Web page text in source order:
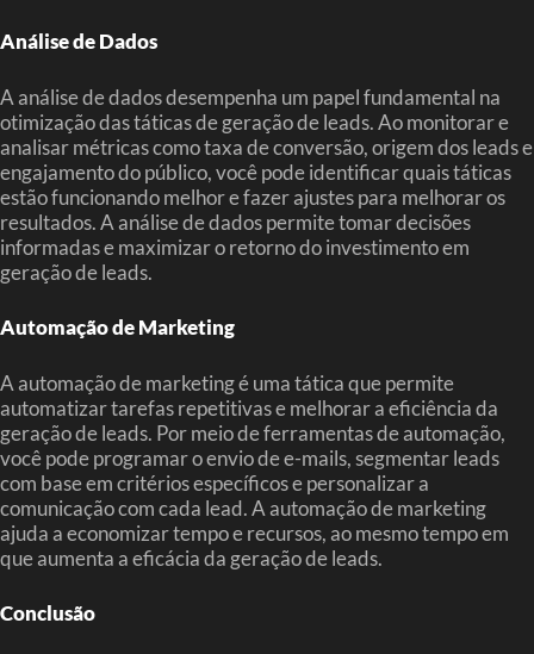
Análise de Dados
A análise de dados desempenha um papel fundamental na
otimização das táticas de geração de leads. Ao monitorar e
analisar métricas como taxa de conversão, origem dos leads e
engajamento do público, você pode identificar quais táticas
estão funcionando melhor e fazer ajustes para melhorar os
resultados. A análise de dados permite tomar decisões
informadas e maximizar o retorno do investimento em
geração de leads.
Automação de Marketing
A automação de marketing é uma tática que permite
automatizar tarefas repetitivas e melhorar a eficiência da
geração de leads. Por meio de ferramentas de automação,
você pode programar o envio de e-mails, segmentar leads
com base em critérios específicos e personalizar a
comunicação com cada lead. A automação de marketing
ajuda a economizar tempo e recursos, ao mesmo tempo em
que aumenta a eficácia da geração de leads.
Conclusão